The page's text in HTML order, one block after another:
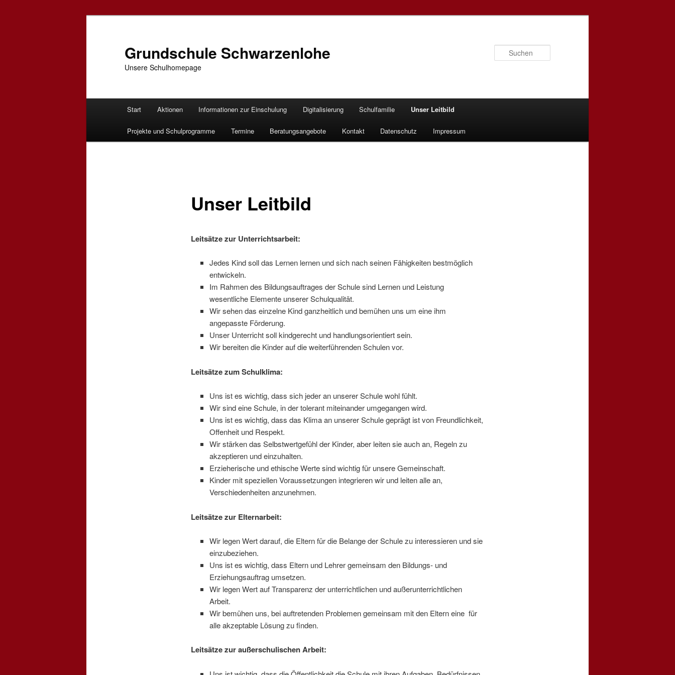
Grundschule Schwarzenlohe
Unsere Schulhomepage
Zum Inhalt wechseln
Zum sekundären Inhalt wechseln
Start Aktionen Informationen zur Einschulung Digitalisierung Schulfamilie Unser Leitbild
Projekte und Schulprogramme Termine Beratungsangebote Kontakt Datenschutz Impressum
Unser Leitbild
Leitsätze zur Unterrichtsarbeit:
Jedes Kind soll das Lernen lernen und sich nach seinen Fähigkeiten bestmöglich
entwickeln.
Im Rahmen des Bildungsauftrages der Schule sind Lernen und Leistung
wesentliche Elemente unserer Schulqualität.
Wir sehen das einzelne Kind ganzheitlich und bemühen uns um eine ihm
angepasste Förderung.
Unser Unterricht soll kindgerecht und handlungsorientiert sein.
Wir bereiten die Kinder auf die weiterführenden Schulen vor.
Leitsätze zum Schulklima:
Uns ist es wichtig, dass sich jeder an unserer Schule wohl fühlt.
Wir sind eine Schule, in der tolerant miteinander umgegangen wird.
Uns ist es wichtig, dass das Klima an unserer Schule geprägt ist von Freundlichkeit,
Offenheit und Respekt.
Wir stärken das Selbstwertgefühl der Kinder, aber leiten sie auch an, Regeln zu
akzeptieren und einzuhalten.
Erzieherische und ethische Werte sind wichtig für unsere Gemeinschaft.
Kinder mit speziellen Voraussetzungen integrieren wir und leiten alle an,
Verschiedenheiten anzunehmen.
Leitsätze zur Elternarbeit:
Wir legen Wert darauf, die Eltern für die Belange der Schule zu interessieren und sie
einzubeziehen.
Uns ist es wichtig, dass Eltern und Lehrer gemeinsam den Bildungs- und
Erziehungsauftrag umsetzen.
Wir legen Wert auf Transparenz der unterrichtlichen und außerunterrichtlichen
Arbeit.
Wir bemühen uns, bei auftretenden Problemen gemeinsam mit den Eltern eine für
alle akzeptable Lösung zu finden.
Leitsätze zur außerschulischen Arbeit: